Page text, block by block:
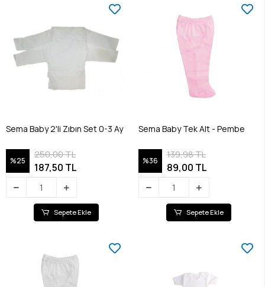
Sema Baby 2'li Zıbın Set 0-3 Ay
%25
250,00 TL
187,50 TL
Sepete Ekle
Sema Baby Tek Alt - Pembe
%36
139,98 TL
89,00 TL
Sepete Ekle